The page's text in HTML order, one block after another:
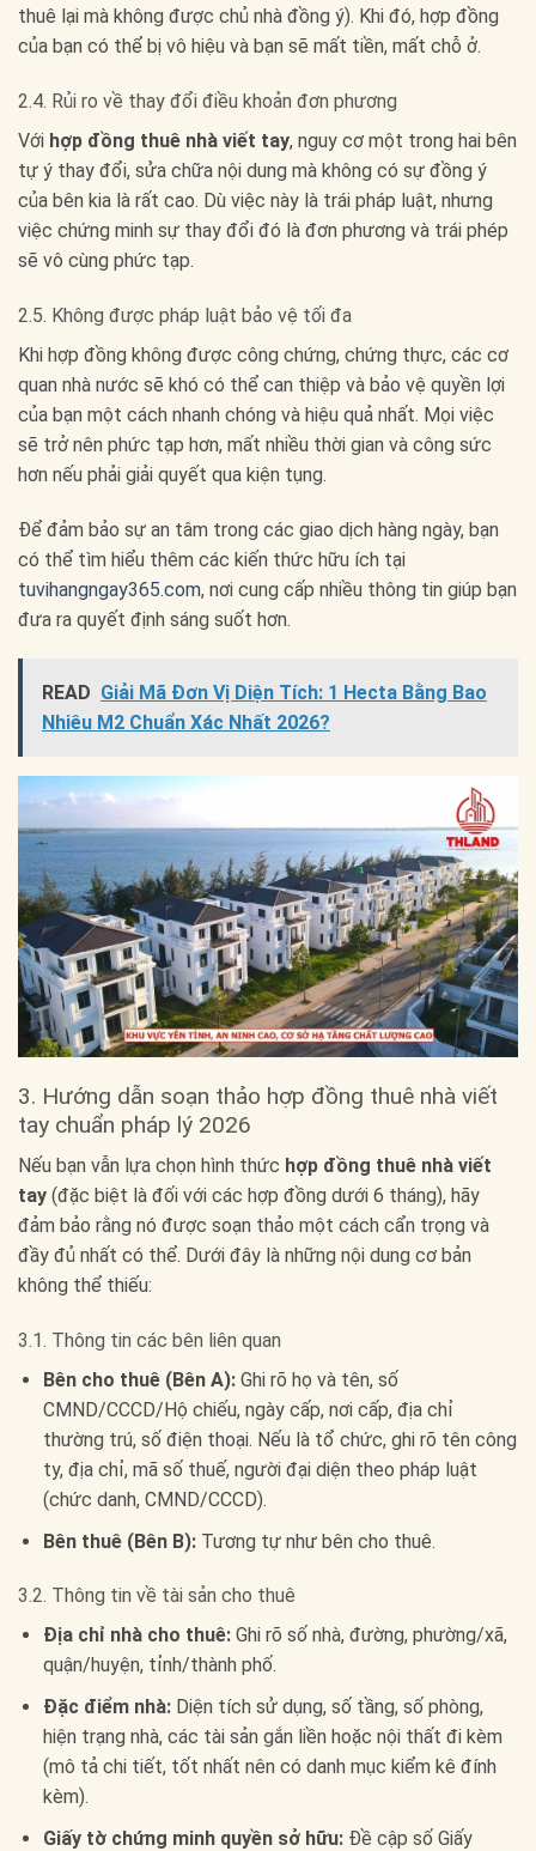
thuê lại mà không được chủ nhà đồng ý). Khi đó, hợp đồng
của bạn có thể bị vô hiệu và bạn sẽ mất tiền, mất chỗ ở.
2.4. Rủi ro về thay đổi điều khoản đơn phương
Với hợp đồng thuê nhà viết tay, nguy cơ một trong hai bên
tự ý thay đổi, sửa chữa nội dung mà không có sự đồng ý
của bên kia là rất cao. Dù việc này là trái pháp luật, nhưng
việc chứng minh sự thay đổi đó là đơn phương và trái phép
sẽ vô cùng phức tạp.
2.5. Không được pháp luật bảo vệ tối đa
Khi hợp đồng không được công chứng, chứng thực, các cơ
quan nhà nước sẽ khó có thể can thiệp và bảo vệ quyền lợi
của bạn một cách nhanh chóng và hiệu quả nhất. Mọi việc
sẽ trở nên phức tạp hơn, mất nhiều thời gian và công sức
hơn nếu phải giải quyết qua kiện tụng.
Để đảm bảo sự an tâm trong các giao dịch hàng ngày, bạn
có thể tìm hiểu thêm các kiến thức hữu ích tại
tuvihangngay365.com, nơi cung cấp nhiều thông tin giúp bạn
đưa ra quyết định sáng suốt hơn.
READ Giải Mã Đơn Vị Diện Tích: 1 Hecta Bằng Bao
Nhiêu M2 Chuẩn Xác Nhất 2026?
3. Hướng dẫn soạn thảo hợp đồng thuê nhà viết
tay chuẩn pháp lý 2026
Nếu bạn vẫn lựa chọn hình thức hợp đồng thuê nhà viết
tay (đặc biệt là đối với các hợp đồng dưới 6 tháng), hãy
đảm bảo rằng nó được soạn thảo một cách cẩn trọng và
đầy đủ nhất có thể. Dưới đây là những nội dung cơ bản
không thể thiếu:
3.1. Thông tin các bên liên quan
Bên cho thuê (Bên A):Ghi rõ họ và tên, số
CMND/CCCD/Hộ chiếu, ngày cấp, nơi cấp, địa chỉ
thường trú, số điện thoại. Nếu là tổ chức, ghi rõ tên công
ty, địa chỉ, mã số thuế, người đại diện theo pháp luật
(chức danh, CMND/CCCD).
Bên thuê (Bên B):Tương tự như bên cho thuê.
3.2. Thông tin về tài sản cho thuê
Địa chỉ nhà cho thuê:Ghi rõ số nhà, đường, phường/xã,
quận/huyện, tỉnh/thành phố.
Đặc điểm nhà:Diện tích sử dụng, số tầng, số phòng,
hiện trạng nhà, các tài sản gắn liền hoặc nội thất đi kèm
(mô tả chi tiết, tốt nhất nên có danh mục kiểm kê đính
kèm).
Giấy tờ chứng minh quyền sở hữu:Đề cập số Giấy